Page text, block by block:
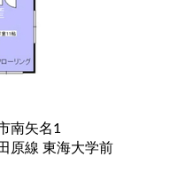
南矢名1
原線 東海大学前